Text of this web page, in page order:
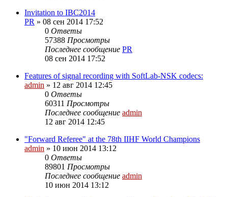
Invitation to IBC2014
PR » 08 сен 2014 17:52
0 Ответы
57388 Просмотры
Последнее сообщение PR
08 сен 2014 17:52
Features of signal recording with SoftLab-NSK codecs:
admin » 12 авг 2014 12:45
0 Ответы
60311 Просмотры
Последнее сообщение admin
12 авг 2014 12:45
"Forward Referee" at the 78th IIHF World Champions
admin » 10 июн 2014 13:12
0 Ответы
89801 Просмотры
Последнее сообщение admin
10 июн 2014 13:12